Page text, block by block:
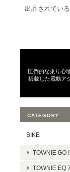
出品されてい
圧倒的な乗り心
搭載した電動ア
CATEGORY
BIKE
TOWNIE GO !
TOWNIE EQ